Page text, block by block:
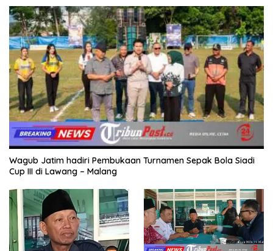
Wagub Jatim hadiri Pembukaan Turnamen Sepak Bola Siadi
Cup III di Lawang – Malang